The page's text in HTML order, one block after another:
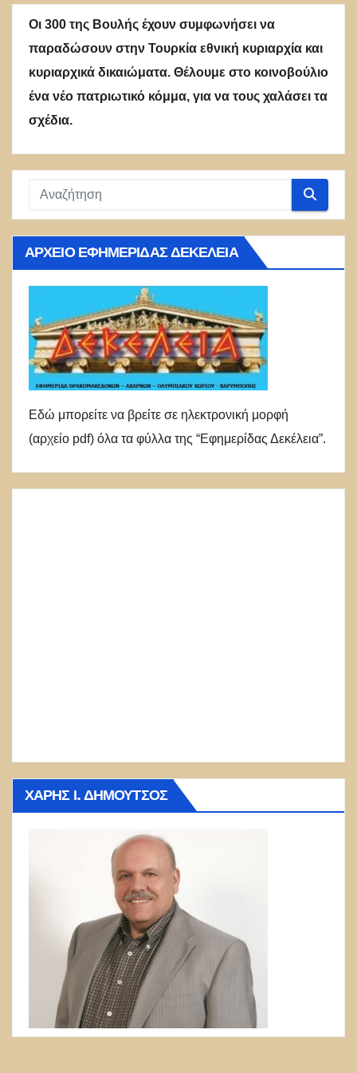
Οι 300 της Βουλής έχουν συμφωνήσει να
παραδώσουν στην Τουρκία εθνική κυριαρχία και
κυριαρχικά δικαιώματα. Θέλουμε στο κοινοβούλιο
ένα νέο πατριωτικό κόμμα, για να τους χαλάσει τα
σχέδια.
ΑΡΧΕΊΟ ΕΦΗΜΕΡΊΔΑΣ ΔΕΚΈΛΕΙΑ
Εδώ μπορείτε να βρείτε σε ηλεκτρονική μορφή
(αρχείο pdf) όλα τα φύλλα της “Εφημερίδας Δεκέλεια”.
ΧΆΡΗΣ Ι. ΔΗΜΟΎΤΣΟΣ